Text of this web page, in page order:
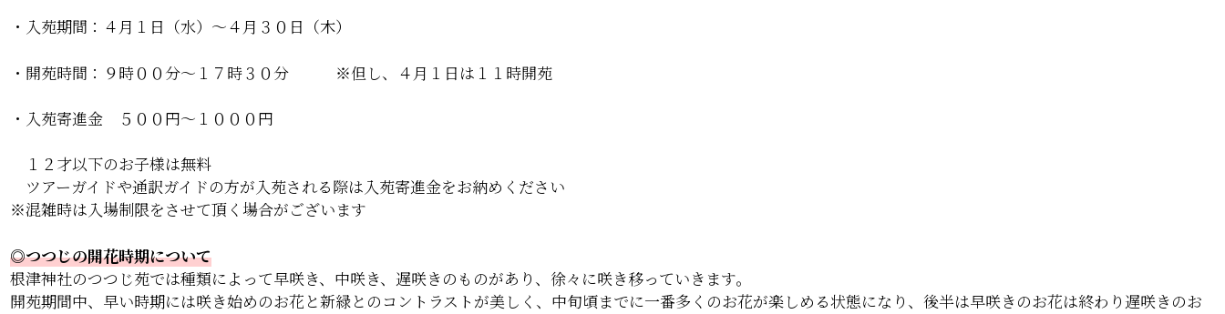
・入苑期間：４月１日（水）～４月３０日（木）
・開苑時間：９時００分～１７時３０分 ※但し、４月１日は１１時開苑
・入苑寄進金 ５００円～１０００円
１２才以下のお子様は無料
ツアーガイドや通訳ガイドの方が入苑される際は入苑寄進金をお納めください
※混雑時は入場制限をさせて頂く場合がございます
◎つつじの開花時期について
根津神社のつつじ苑では種類によって早咲き、中咲き、遅咲きのものがあり、徐々に咲き移っていきます。
開苑期間中、早い時期には咲き始めのお花と新緑とのコントラストが美しく、中旬頃までに一番多くのお花が楽しめる状態になり、後半は早咲きのお花は終わり遅咲きのお